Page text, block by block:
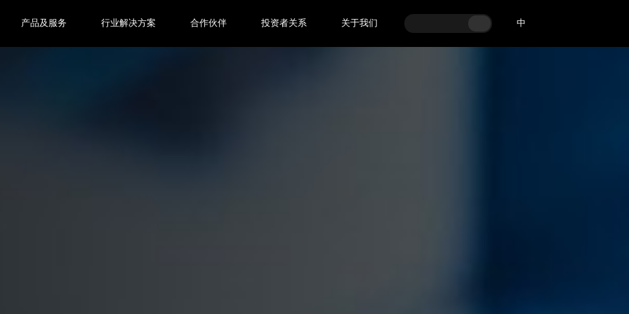
产品及服务 行业解决方案 合作伙伴 投资者关系 关于我们 中